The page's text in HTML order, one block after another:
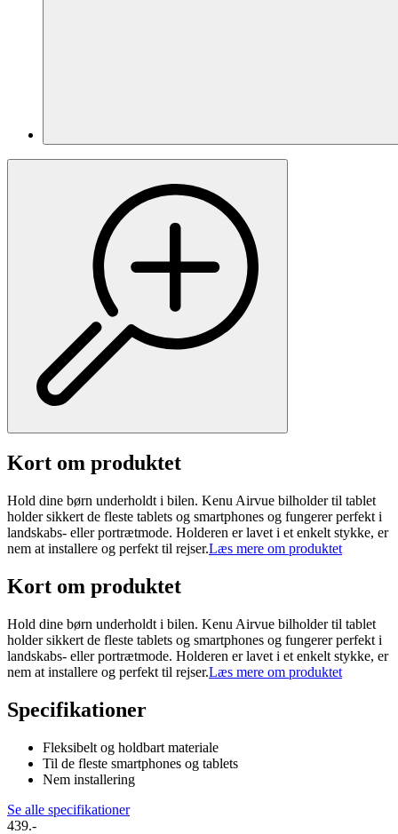
Kort om produktet
Hold dine børn underholdt i bilen. Kenu Airvue bilholder til tablet
holder sikkert de fleste tablets og smartphones og fungerer perfekt i
landskabs- eller portrætmode. Holderen er lavet i et enkelt stykke, er
nem at installere og perfekt til rejser.Læs mere om produktet
Kort om produktet
Hold dine børn underholdt i bilen. Kenu Airvue bilholder til tablet
holder sikkert de fleste tablets og smartphones og fungerer perfekt i
landskabs- eller portrætmode. Holderen er lavet i et enkelt stykke, er
nem at installere og perfekt til rejser.Læs mere om produktet
Specifikationer
Fleksibelt og holdbart materiale
Til de fleste smartphones og tablets
Nem installering
Se alle specifikationer
439.-